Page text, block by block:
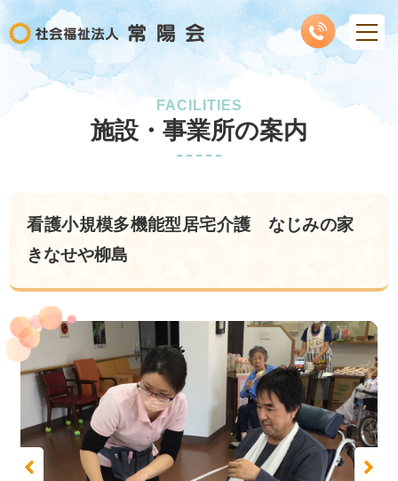
FACILITIES
施設・事業所の案内
看護小規模多機能型居宅介護 なじみの家
きなせや柳島